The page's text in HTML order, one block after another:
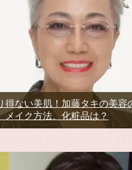
得ない美肌！加藤タキの美容
メイク方法、化粧品は？